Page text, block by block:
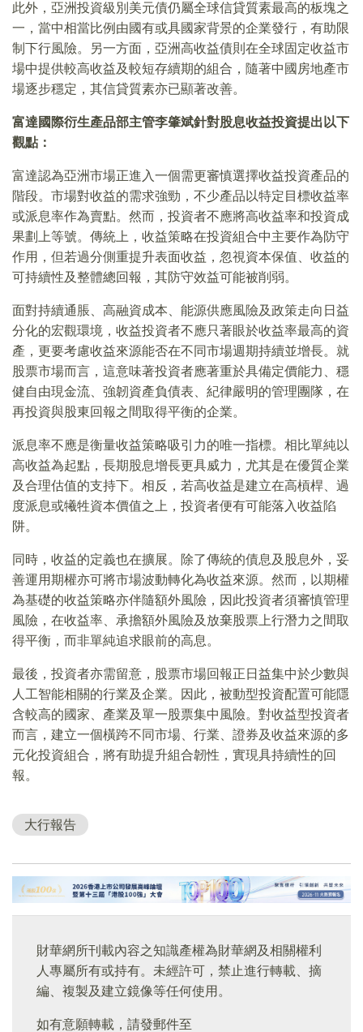
此外，亞洲投資級別美元債仍屬全球信貸質素最高的板塊之
一，當中相當比例由國有或具國家背景的企業發行，有助限
制下行風險。另一方面，亞洲高收益債則在全球固定收益市
場中提供較高收益及較短存續期的組合，隨著中國房地產市
場逐步穩定，其信貸質素亦已顯著改善。
富達國際衍生產品部主管李肇斌針對股息收益投資提出以下
觀點：
富達認為亞洲市場正進入一個需更審慎選擇收益投資產品的
階段。市場對收益的需求強勁，不少產品以特定目標收益率
或派息率作為賣點。然而，投資者不應將高收益率和投資成
果劃上等號。傳統上，收益策略在投資組合中主要作為防守
作用，但若過分側重提升表面收益，忽視資本保值、收益的
可持續性及整體總回報，其防守效益可能被削弱。
面對持續通脹、高融資成本、能源供應風險及政策走向日益
分化的宏觀環境，收益投資者不應只著眼於收益率最高的資
產，更要考慮收益來源能否在不同市場週期持續並增長。就
股票市場而言，這意味著投資者應著重於具備定價能力、穩
健自由現金流、強韌資產負債表、紀律嚴明的管理團隊，在
再投資與股東回報之間取得平衡的企業。
派息率不應是衡量收益策略吸引力的唯一指標。相比單純以
高收益為起點，長期股息增長更具威力，尤其是在優質企業
及合理估值的支持下。相反，若高收益是建立在高槓桿、過
度派息或犧牲資本價值之上，投資者便有可能落入收益陷
阱。
同時，收益的定義也在擴展。除了傳統的債息及股息外，妥
善運用期權亦可將市場波動轉化為收益來源。然而，以期權
為基礎的收益策略亦伴隨額外風險，因此投資者須審慎管理
風險，在收益率、承擔額外風險及放棄股票上行潛力之間取
得平衡，而非單純追求眼前的高息。
最後，投資者亦需留意，股票市場回報正日益集中於少數與
人工智能相關的行業及企業。因此，被動型投資配置可能隱
含較高的國家、產業及單一股票集中風險。對收益型投資者
而言，建立一個橫跨不同市場、行業、證券及收益來源的多
元化投資組合，將有助提升組合韌性，實現具持續性的回
報。
大行報告
財華網所刊載內容之知識產權為財華網及相關權利
人專屬所有或持有。未經許可，禁止進行轉載、摘
編、複製及建立鏡像等任何使用。
如有意願轉載，請發郵件至